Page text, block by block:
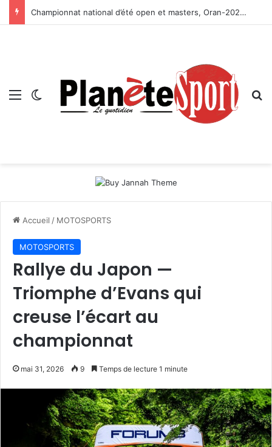
Championnat national d’été open et masters, Oran-2026 — Le CRB s’adjuge le titre
Menu Switch skin
Accueil / MOTOSPORTS
MOTOSPORTS
Rallye du Japon —
Triomphe d’Evans qui
creuse l’écart au
championnat
mai 31, 2026 9 Temps de lecture 1 minute